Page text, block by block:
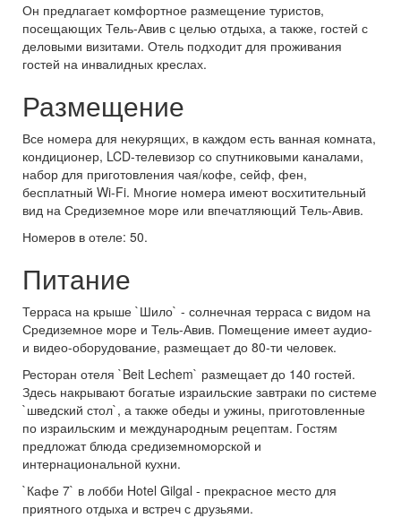
Он предлагает комфортное размещение туристов,
посещающих Тель-Авив с целью отдыха, а также, гостей с
деловыми визитами. Отель подходит для проживания
гостей на инвалидных креслах.
Размещение
Все номера для некурящих, в каждом есть ванная комната,
кондиционер, LCD-телевизор со спутниковыми каналами,
набор для приготовления чая/кофе, сейф, фен,
бесплатный Wi-Fi. Многие номера имеют восхитительный
вид на Средиземное море или впечатляющий Тель-Авив.
Номеров в отеле: 50.
Питание
Терраса на крыше `Шило` - солнечная терраса с видом на
Средиземное море и Тель-Авив. Помещение имеет аудио-
и видео-оборудование, размещает до 80-ти человек.
Ресторан отеля `Beit Lechem` размещает до 140 гостей.
Здесь накрывают богатые израильские завтраки по системе
`шведский стол`, а также обеды и ужины, приготовленные
по израильским и международным рецептам. Гостям
предложат блюда средиземноморской и
интернациональной кухни.
`Кафе 7` в лобби Hotel Gilgal - прекрасное место для
приятного отдыха и встреч с друзьями.